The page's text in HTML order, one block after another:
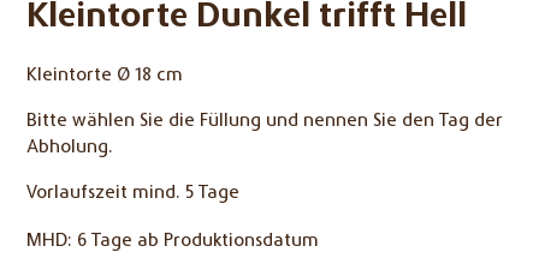
Kleintorte Dunkel trifft Hell
Kleintorte Ø 18 cm
Bitte wählen Sie die Füllung und nennen Sie den Tag der
Abholung.
Vorlaufszeit mind. 5 Tage
MHD: 6 Tage ab Produktionsdatum